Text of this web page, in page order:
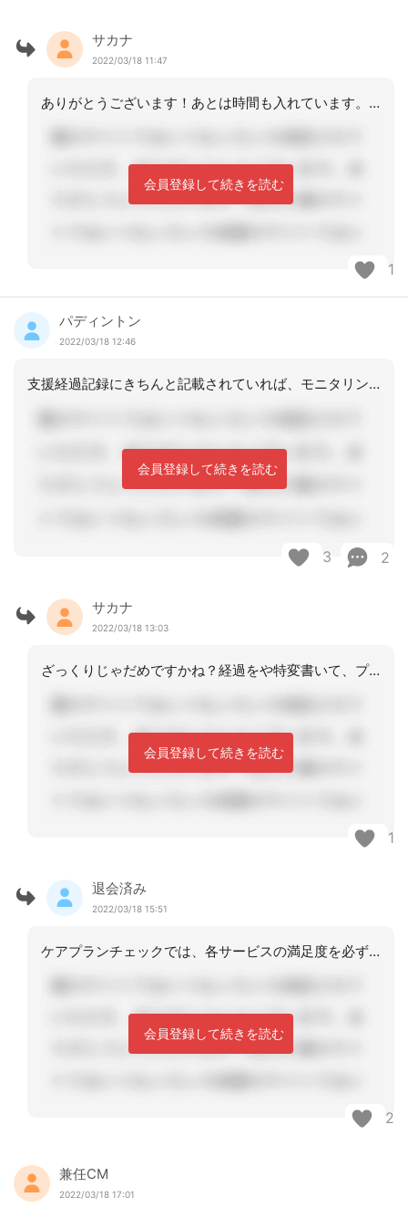
サカナ
2022/03/18 11:47
ありがとうございます！あとは時間も入れています。ちなみに、特変がない時は短くても
会員登録して続きを読む
1
パディントン
2022/03/18 12:46
支援経過記録にきちんと記載されていれば、モニタリングシートの記載は必須ではないと
会員登録して続きを読む
3 2
サカナ
2022/03/18 13:03
ざっくりじゃだめですかね？経過をや特変書いて、プランは継続とか。当然見直しが必要
会員登録して続きを読む
1
退会済み
2022/03/18 15:51
ケアプランチェックでは、各サービスの満足度を必ず毎月要介護の方はモニタリングシー
会員登録して続きを読む
2
兼任CM
2022/03/18 17:01